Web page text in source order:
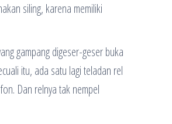
siling, karena memiliki
gampang digeser-geser buka
itu, ada satu lagi teladan rel
Dan relnya tak nempel